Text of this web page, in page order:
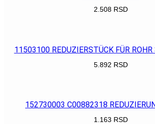
2.508 RSD
11503100 REDUZIERSTÜCK FÜR
5.892 RSD
152730003 C00882318
1.163 RSD